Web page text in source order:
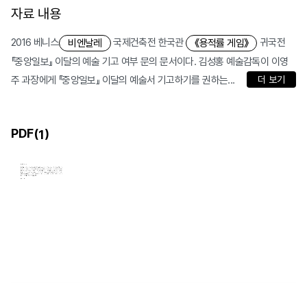
자료 내용
2016 베니스 비엔날레 국제건축전 한국관 《용적률 게임》
귀국전
『중앙일보』 이달의 예술 기고 여부 문의 문서이다. 김성홍 예술감독이 이영
주 과장에게 『중앙일보』 이달의 예술서 기고하기를 권하는...
더 보기
PDF(1)